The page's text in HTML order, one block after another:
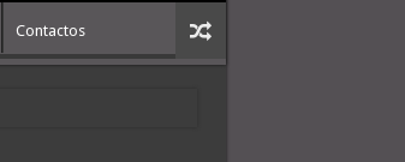
Contactos